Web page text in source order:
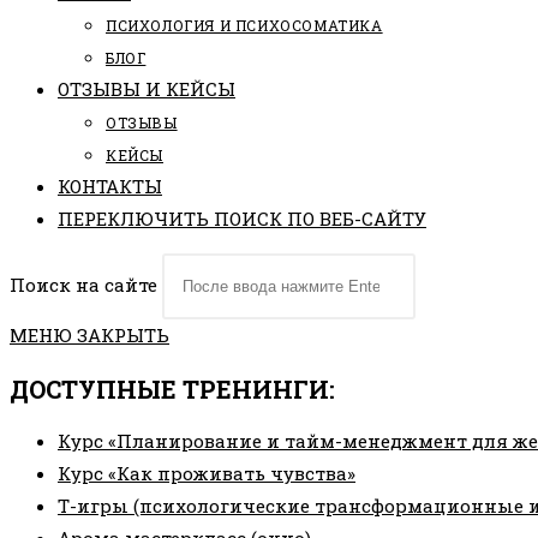
ПCИХОЛОГИЯ И ПСИХОСОМАТИКА
БЛОГ
ОТЗЫВЫ И КЕЙСЫ
ОТЗЫВЫ
КЕЙСЫ
КОНТАКТЫ
ПЕРЕКЛЮЧИТЬ ПОИСК ПО ВЕБ-САЙТУ
Поиск на сайте
МЕНЮ ЗАКРЫТЬ
ДОСТУПНЫЕ ТРЕНИНГИ:
Курс «Планирование и тайм-менеджмент для
Курс «Как проживать чувства»
Т-игры (психологические трансформационные